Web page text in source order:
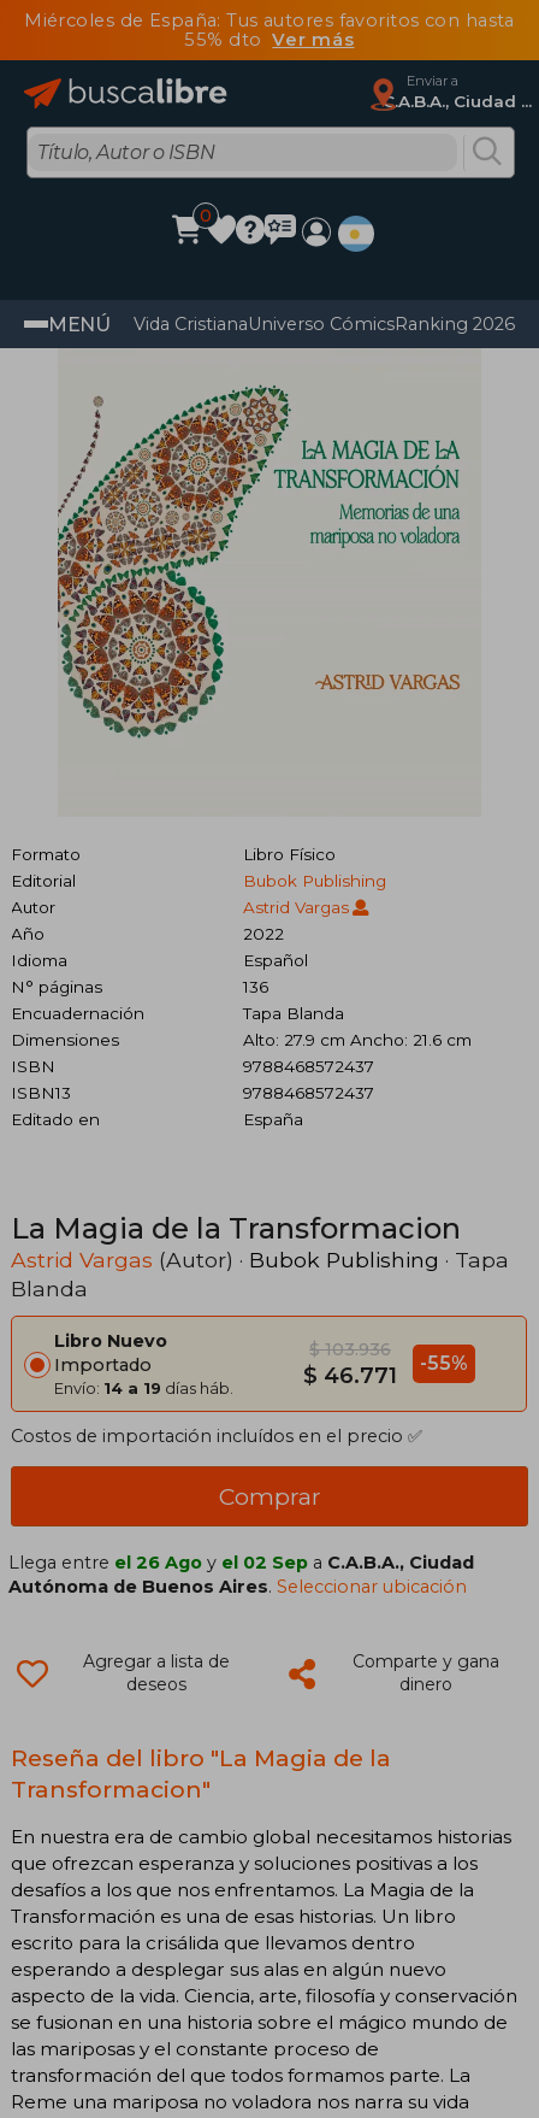
Miércoles de España: Tus autores favoritos con hasta
55% dtoVer más
Enviar a
C.A.B.A., Ciudad Autónoma De Buenos Aires
0
MENÚ Vida CristianaUniverso CómicsRanking 2026
Formato
Libro Físico
Editorial
Bubok Publishing
Autor
Astrid Vargas
Año
2022
Idioma
Español
N° páginas
136
Encuadernación
Tapa Blanda
Dimensiones
Alto: 27.9 cm Ancho: 21.6 cm
ISBN
9788468572437
ISBN13
9788468572437
Editado en
España
La Magia de la Transformacion
Astrid Vargas (Autor) · Bubok Publishing · Tapa
Blanda
Libro Nuevo
Importado
Envío: 14 a 19 días háb.
$ 103.936
$ 46.771 -55%
Costos de importación incluídos en el precio ✅
Comprar
Llega entre el 26 Ago y el 02 Sep a C.A.B.A., Ciudad
Autónoma de Buenos Aires.Seleccionar ubicación
Agregar a lista de
deseos
Comparte y gana
dinero
Reseña del libro "La Magia de la
Transformacion"
En nuestra era de cambio global necesitamos historias
que ofrezcan esperanza y soluciones positivas a los
desafíos a los que nos enfrentamos. La Magia de la
Transformación es una de esas historias. Un libro
escrito para la crisálida que llevamos dentro
esperando a desplegar sus alas en algún nuevo
aspecto de la vida. Ciencia, arte, filosofía y conservación
se fusionan en una historia sobre el mágico mundo de
las mariposas y el constante proceso de
transformación del que todos formamos parte. La
Reme una mariposa no voladora nos narra su vida